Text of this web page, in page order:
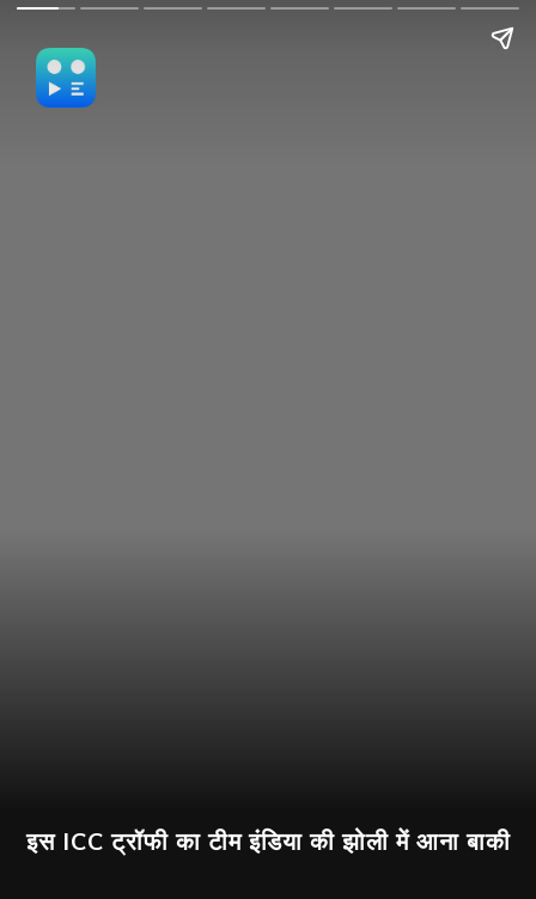
इस ICC ट्रॉफी का टीम इंडिया की झोली में आना बाकी